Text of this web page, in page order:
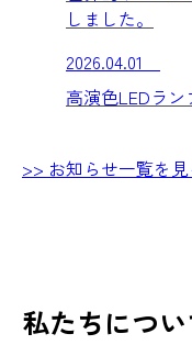
しました。
2026.04.01
高演色LEDラン
>> お知らせ一覧を見
私たちについ